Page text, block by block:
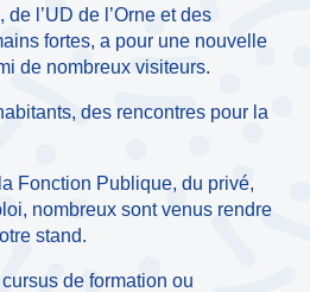
l’UD de l’Orne et des
fortes, a pour une nouvelle
de nombreux visiteurs.
des rencontres pour la
Fonction Publique, du privé,
nombreux sont venus rendre
stand.
de formation ou